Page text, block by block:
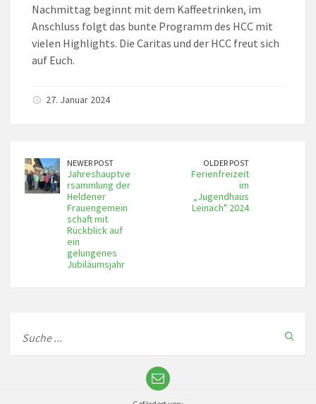
Nachmittag beginnt mit dem Kaffeetrinken, im
Anschluss folgt das bunte Programm des HCC mit
vielen Highlights. Die Caritas und der HCC freut sich
auf Euch.
27. Januar 2024
NEWER POST
Jahreshauptve
rsammlung der
Heldener
Frauengemein
schaft mit
Rückblick auf
ein
gelungenes
Jubiläumsjahr
OLDER POST
Ferienfreizeit
im
„Jugendhaus
Leinach" 2024